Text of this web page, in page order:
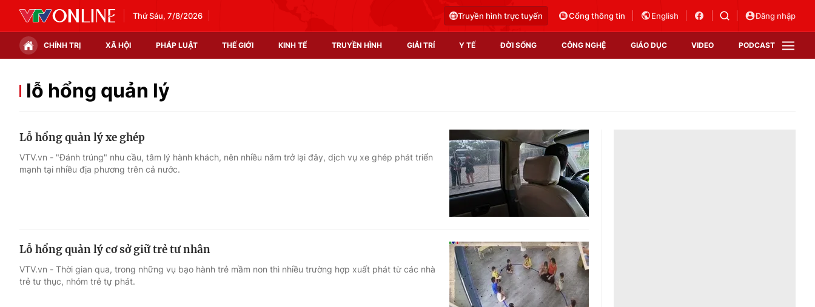
Thứ Sáu, 7/8/2026 Truyền hình trực tuyến Cổng thông tin English Đăng nhập
CHÍNH TRỊ XÃ HỘI PHÁP LUẬT THẾ GIỚI KINH TẾ TRUYỀN HÌNH GIẢI TRÍ Y TẾ ĐỜI SỐNG CÔNG NGHỆ GIÁO DỤC VIDEO PODCAST
Chính trị
Thế giới đó đây
Thị trường
Video
Shorts video
Podcast
EMagazine
Photo
Infographic
Góc ảnh
VTV Sức khoẻ
lỗ hổng quản lý
Lỗ hổng quản lý xe ghép
VTV.vn - "Đánh trúng" nhu cầu, tâm lý hành khách, nên nhiều năm trở lại đây, dịch vụ xe ghép phát triển
mạnh tại nhiều địa phương trên cả nước.
Lỗ hổng quản lý cơ sở giữ trẻ tư nhân
VTV.vn - Thời gian qua, trong những vụ bạo hành trẻ mầm non thì nhiều trường hợp xuất phát từ các nhà
trẻ tư thục, nhóm trẻ tự phát.